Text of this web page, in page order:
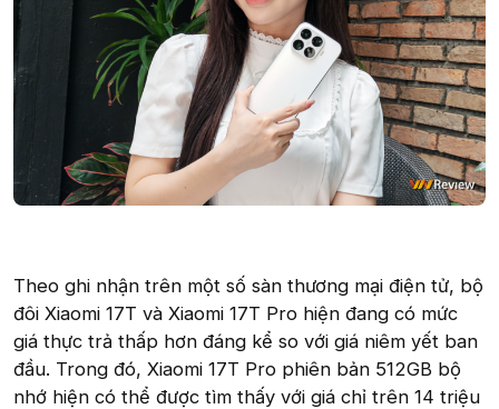
Theo ghi nhận trên một số sàn thương mại điện tử, bộ
đôi Xiaomi 17T và Xiaomi 17T Pro hiện đang có mức
giá thực trả thấp hơn đáng kể so với giá niêm yết ban
đầu. Trong đó, Xiaomi 17T Pro phiên bản 512GB bộ
nhớ hiện có thể được tìm thấy với giá chỉ trên 14 triệu